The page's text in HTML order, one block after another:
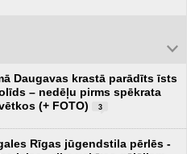
Daugavas krastā parādīts īsts
– nedēļu pirms spēkrata
(+ FOTO)
3
Rīgas jūgendstila pērlēs -